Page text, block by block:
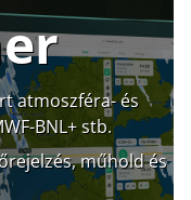
atmoszféra- és
BNL+ stb.
műhold és